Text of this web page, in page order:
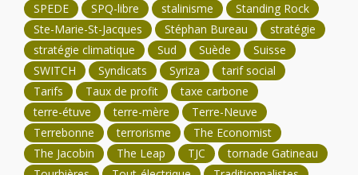
SPEDE
SPQ-libre stalinisme
Standing Rock
Ste-Marie-St-Jacques
Stéphan Bureau
stratégie
stratégie climatique
Sud Suède
Suisse
SWITCH
Syndicats Syriza
tarif social
Tarifs
Taux de profit
taxe carbone
terre-étuve
terre-mère
Terre-Neuve
Terrebonne
terrorisme
The Economist
The Jacobin
The Leap TJC
tornade Gatineau